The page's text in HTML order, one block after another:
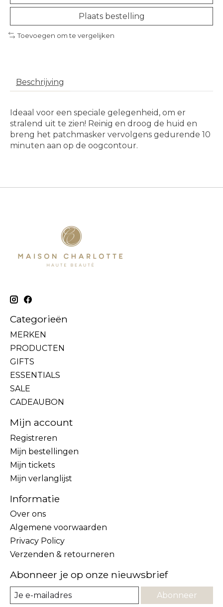
Plaats bestelling
Toevoegen om te vergelijken
Beschrijving
Ideaal voor een speciale gelegenheid, om er
stralend uit te zien! Reinig en droog de huid en
breng het patchmasker vervolgens gedurende 10
minuten aan op de oogcontour.
Categorieën
MERKEN
PRODUCTEN
GIFTS
ESSENTIALS
SALE
CADEAUBON
Mijn account
Registreren
Mijn bestellingen
Mijn tickets
Mijn verlanglijst
Informatie
Over ons
Algemene voorwaarden
Privacy Policy
Verzenden & retourneren
Abonneer je op onze nieuwsbrief
Abonneer